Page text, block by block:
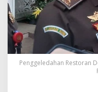
Penggeledahan Restoran